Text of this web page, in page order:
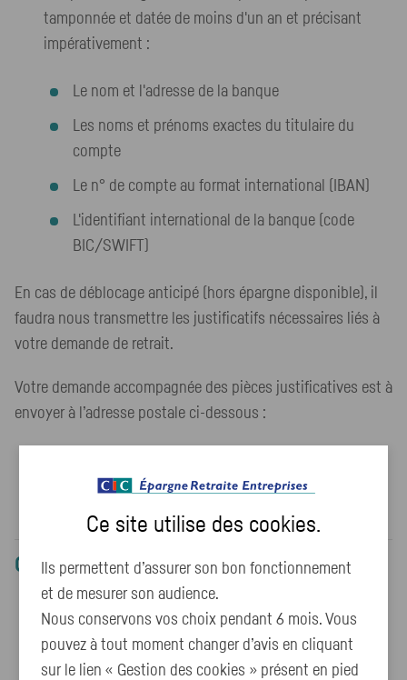
tamponnée et datée de moins d'un an et précisant
impérativement :
Le nom et l'adresse de la banque
Les noms et prénoms exactes du titulaire du
compte
Le n° de compte au format international (IBAN)
L'identifiant international de la banque (code
BIC/SWIFT)
En cas de déblocage anticipé (hors épargne disponible), il
faudra nous transmettre les justificatifs nécessaires liés à
votre demande de retrait.
Votre demande accompagnée des pièces justificatives est à
envoyer à l’adresse postale ci-dessous :
69814 Tassin La Demi-Lune Cedex
Cet article vous a-t-il aidé ?
Ce site utilise des cookies.
Ils permettent d’assurer son bon fonctionnement
et de mesurer son audience.
Nous conservons vos choix pendant 6 mois. Vous
pouvez à tout moment changer d’avis en cliquant
sur le lien « Gestion des cookies » présent en pied